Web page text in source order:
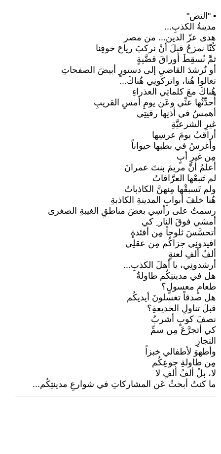
• "النص"
مدينةُ الكذبِ...
هدى عزّ الدين... من مصر
كُنّا نمزحُ قبلَ أنْ نركبَ رياحَ خوفِنا
ثمَّ نُسقِطَ أوراقَ قضَّيةٍ
أو نُرشدَ القاضيِ إلى دستورٍ أبيضَ الصفحاتِ
تعالوا هُنا، واتركونِي هُناكَ...
هُناكَ معَ كلماتِي العذراءِ
أُحدِّثُها عنِّي وعَن يومِ أمسِ القريبِ
أهمسُ في أذنِها رقيتِي
غيرِ الشرعيَّةِ
أراقبُ يومَ عرسِها
وأغرسُ في بطنِها حيواناً
مِن غيرِ أبٍ
أعلمُ أنَّ مريمَ بنتَ عمرانَ
لم تَتبعْها العرَّافاتُ
ولم تَسبقْها مِنهنَّ الكاذباتُ
هُنا خلفَ أبوابِ المدينةِ الكاذبةِ
رسمتُ على رأسِي بعضَ مناطقِ الغيبةِ الصغرى
أمشي فوقَ النار ِ كي
أتحسَّسَ ثلوجاً مِن أفئدةٍ
افيدونِي جزاكُم مِن عقلِي
ألفُ ألفِ لعنةٍ
أرشدونِي، يا أهلَ الكذبِ...
هل في مدينتِكُم طاولةُ
طعامٍ معسولٍ؟
هل صدقاً تغسلونَ أيديكُم
قبلَ تناولِ الخديعةِ؟
نصفَ كوبٍ أشربُ
كي أتجرَّعَ مِن سمِّ
التجارِ
وأطهوَ لأطفالي خبزاً
مِن طاولةِ جوعِكُم
لا، بلْ ألفُ ألفِ لا
ما كنتُ أبحثُ عَن المشاركاتِ في شوارعِ مدينتِكُم...